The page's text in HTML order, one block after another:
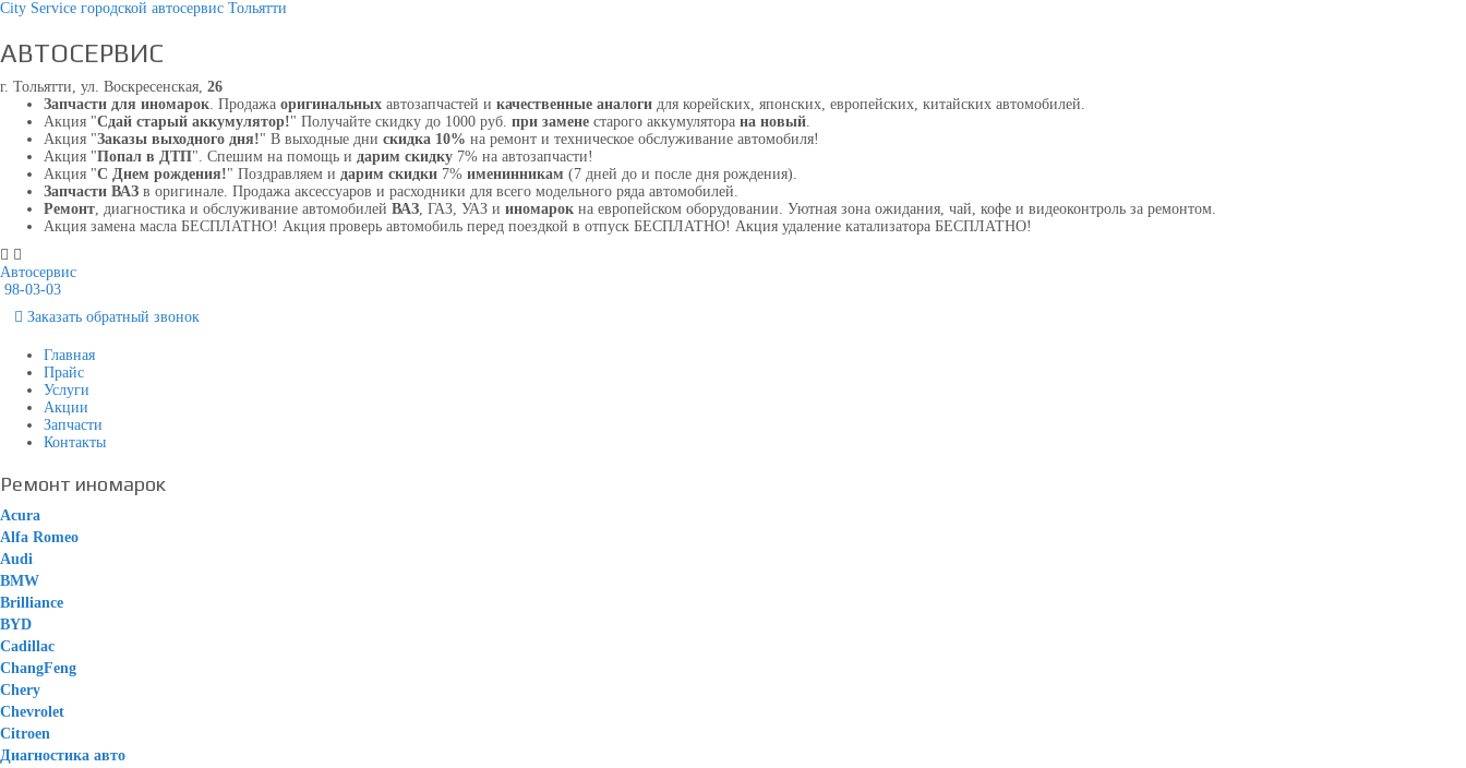
City Service городской автосервис Тольятти
АВТОСЕРВИС
г. Тольятти, ул. Воскресенская, 26
Запчасти для иномарок. Продажа оригинальных автозапчастей и качественные аналоги для корейских, японских, европейских, китайских автомобилей.
Акция "Сдай старый аккумулятор!" Получайте скидку до 1000 руб. при замене старого аккумулятора на новый.
Акция "Заказы выходного дня!" В выходные дни скидка 10% на ремонт и техническое обслуживание автомобиля!
Акция "Попал в ДТП". Спешим на помощь и дарим скидку 7% на автозапчасти!
Акция "С Днем рождения!" Поздравляем и дарим скидки 7% именинникам (7 дней до и после дня рождения).
Запчасти ВАЗ в оригинале. Продажа аксессуаров и расходники для всего модельного ряда автомобилей.
Ремонт, диагностика и обслуживание автомобилей ВАЗ, ГАЗ, УАЗ и иномарок на европейском оборудовании. Уютная зона ожидания, чай, кофе и видеоконтроль за ремонтом.
Акция замена масла БЕСПЛАТНО! Акция проверь автомобиль перед поездкой в отпуск БЕСПЛАТНО! Акция удаление катализатора БЕСПЛАТНО!
Автосервис
98-03-03
Заказать обратный звонок
Главная
Прайс
Услуги
Акции
Запчасти
Контакты
Ремонт иномарок
Acura
Alfa Romeo
Audi
BMW
Brilliance
BYD
Cadillac
ChangFeng
Chery
Chevrolet
Citroen
Диагностика авто